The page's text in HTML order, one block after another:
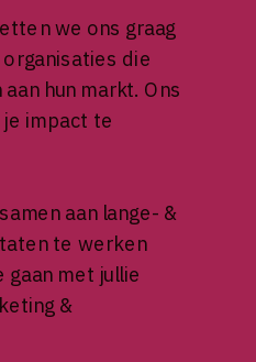
we ons graag
die
hun markt. Ons
impact te
aan lange- &
te werken
gaan met jullie
&